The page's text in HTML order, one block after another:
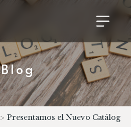
Blog
> Presentamos el Nuevo Catálogo